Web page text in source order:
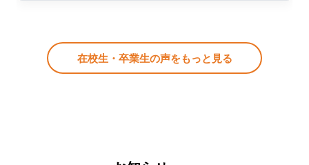
在校生・卒業生の声をもっと見る